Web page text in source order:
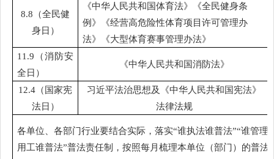
8.8（全民健
身日）
《中华人民共和国体育法》
《全民健身条
例》《经营高危险性体育项目许可管理办
法》《大型体育赛事管理办法》
11.9（消防安
全日）
《中华人民共和国消防法》
12.4（国家宪
法日）
习近平法治思想及
《中华人民共和国宪法》
法律法规
各单位、各部门行业要结合实际，落实“谁执法谁普法”“谁管理
用工谁普法”普法责任制，按照每月梳理本单位（部门）的普法